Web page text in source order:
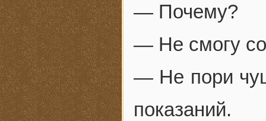
— Почему?
— Не смогу
— Не пори
показаний.